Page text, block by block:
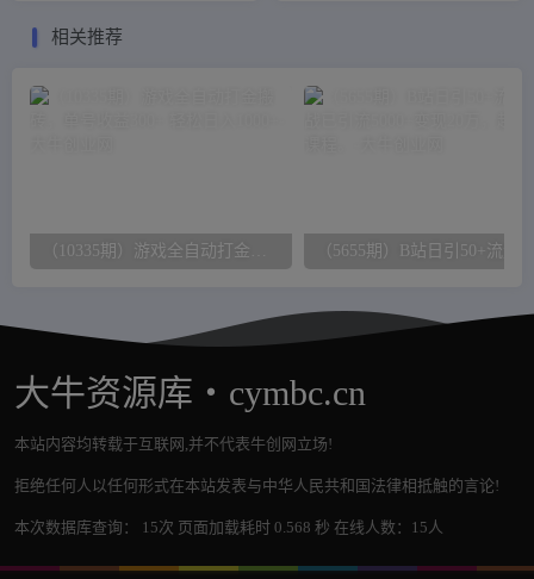
相关推荐
大牛资源库・cymbc.cn
本站内容均转载于互联网,并不代表牛创网立场!
拒绝任何人以任何形式在本站发表与中华人民共和国法律相抵触的言论!
本次数据库查询： 15次 页面加载耗时 0.568 秒 在线人数：15人